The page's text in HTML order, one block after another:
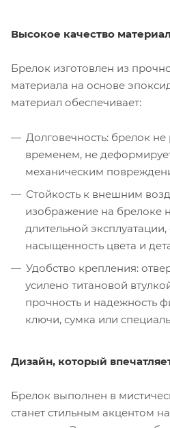
Высокое качество
Брелок изготовлен из
материала на основе
материал обеспечивает:
Долговечность: брелок не
временем, не
механическим
Стойкость к внешним
изображение на брелоке
длительной эксплуатации,
насыщенность цвета и
Удобство крепления:
усилено титановой
прочность и надежность
ключи, сумка или
Дизайн, который
Брелок выполнен в
станет стильным акцентом